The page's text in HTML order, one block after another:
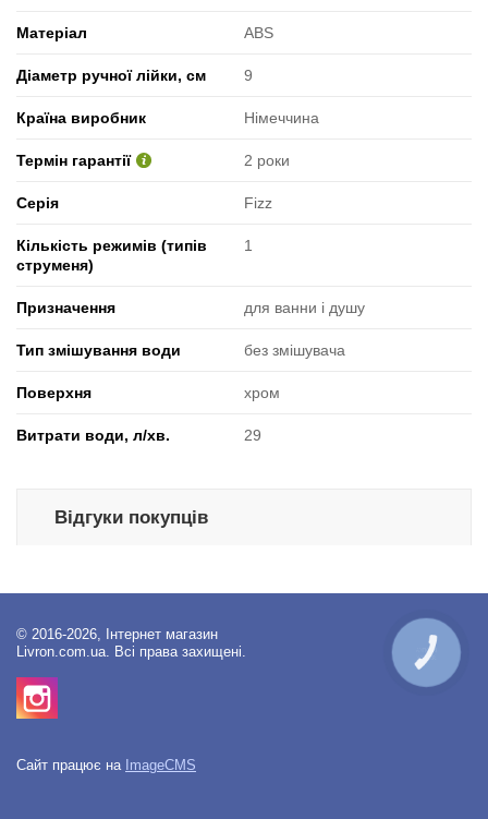
Матеріал ABS
Діаметр ручної лійки, см 9
Країна виробник Німеччина
Термін гарантії 2 роки
Серія Fizz
Кількість режимів (типів
струменя)
1
Призначення для ванни і душу
Тип змішування води без змішувача
Поверхня хром
Витрати води, л/хв. 29
Відгуки покупців
© 2016-2026, Інтернет магазин
Livron.com.ua. Всі права захищені.
Сайт працює на ImageCMS
КНОПКА
ЗВ'ЯЗКУ